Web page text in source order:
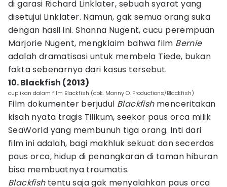
di garasi Richard Linklater, sebuah syarat yang
disetujui Linklater. Namun, gak semua orang suka
dengan hasil ini. Shanna Nugent, cucu perempuan
Marjorie Nugent, mengklaim bahwa film Bernie
adalah dramatisasi untuk membela Tiede, bukan
fakta sebenarnya dari kasus tersebut.
10. Blackfish (2013)
cuplikan dalam film Blackfish (dok. Manny O. Productions/Blackfish)
Film dokumenter berjudul Blackfishmenceritakan
kisah nyata tragis Tilikum, seekor paus orca milik
SeaWorld yang membunuh tiga orang. Inti dari
film ini adalah, bagi makhluk sekuat dan secerdas
paus orca, hidup di penangkaran di taman hiburan
bisa membuatnya traumatis.
Blackfishtentu saja gak menyalahkan paus orca